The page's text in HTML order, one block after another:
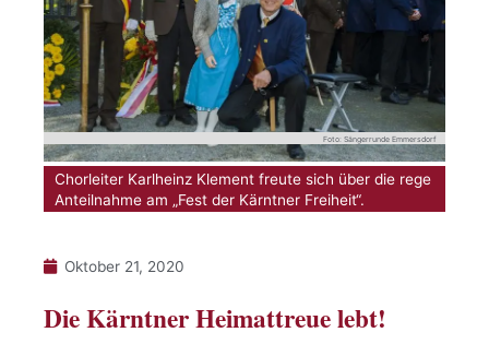
Foto: Sängerrunde Emmersdorf
Chorleiter Karlheinz Klement freute sich über die rege
Anteilnahme am „Fest der Kärntner Freiheit“.
Oktober 21, 2020
Die Kärntner Heimattreue lebt!